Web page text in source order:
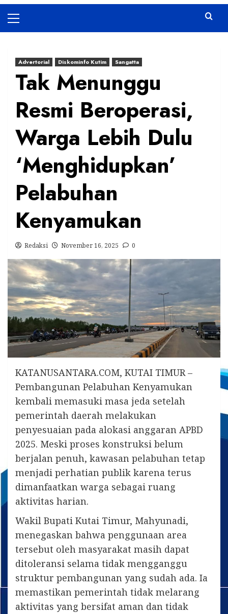
Menu
Advertorial Diskominfo Kutim Sangatta
Tak Menunggu
Resmi Beroperasi,
Warga Lebih Dulu
‘Menghidupkan’
Pelabuhan
Kenyamukan
Redaksi November 16, 2025 0
KATANUSANTARA.COM, KUTAI TIMUR –
Pembangunan Pelabuhan Kenyamukan
kembali memasuki masa jeda setelah
pemerintah daerah melakukan
penyesuaian pada alokasi anggaran APBD
2025. Meski proses konstruksi belum
berjalan penuh, kawasan pelabuhan tetap
menjadi perhatian publik karena terus
dimanfaatkan warga sebagai ruang
aktivitas harian.
Wakil Bupati Kutai Timur, Mahyunadi,
menegaskan bahwa penggunaan area
tersebut oleh masyarakat masih dapat
ditoleransi selama tidak mengganggu
struktur pembangunan yang sudah ada. Ia
memastikan pemerintah tidak melarang
aktivitas yang bersifat aman dan tidak